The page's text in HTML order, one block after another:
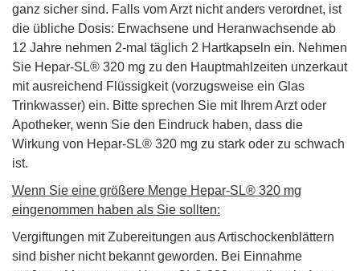
ganz sicher sind. Falls vom Arzt nicht anders verordnet, ist
die übliche Dosis: Erwachsene und Heranwachsende ab
12 Jahre nehmen 2-mal täglich 2 Hartkapseln ein. Nehmen
Sie Hepar-SL® 320 mg zu den Hauptmahlzeiten unzerkaut
mit ausreichend Flüssigkeit (vorzugsweise ein Glas
Trinkwasser) ein. Bitte sprechen Sie mit Ihrem Arzt oder
Apotheker, wenn Sie den Eindruck haben, dass die
Wirkung von Hepar-SL® 320 mg zu stark oder zu schwach
ist.
Wenn Sie eine größere Menge Hepar-SL® 320 mg
eingenommen haben als Sie sollten:
Vergiftungen mit Zubereitungen aus Artischockenblättern
sind bisher nicht bekannt geworden. Bei Einnahme